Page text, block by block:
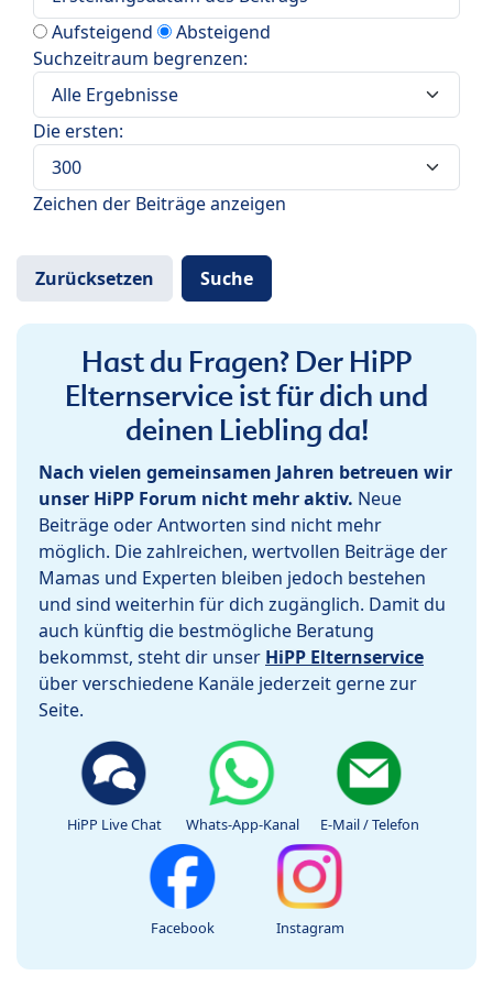
Aufsteigend
Absteigend
Suchzeitraum begrenzen:
Die ersten:
Zeichen der Beiträge anzeigen
Hast du Fragen? Der HiPP
Elternservice ist für dich und
deinen Liebling da!
Nach vielen gemeinsamen Jahren betreuen wir
unser HiPP Forum nicht mehr aktiv. Neue
Beiträge oder Antworten sind nicht mehr
möglich. Die zahlreichen, wertvollen Beiträge der
Mamas und Experten bleiben jedoch bestehen
und sind weiterhin für dich zugänglich. Damit du
auch künftig die bestmögliche Beratung
bekommst, steht dir unser HiPP Elternservice
über verschiedene Kanäle jederzeit gerne zur
Seite.
HiPP Live Chat Whats-App-Kanal E-Mail / Telefon
Facebook Instagram